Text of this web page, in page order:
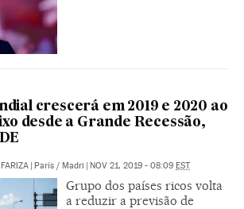
crescerá em 2019 e 2020 ao
desde a Grande Recessão,
| París / Madri | NOV 21, 2019 - 08:09 EST
Grupo dos países ricos volta
a reduzir a previsão de